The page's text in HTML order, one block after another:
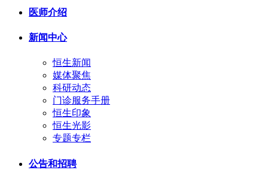
医师介绍
新闻中心
恒生新闻
媒体聚焦
科研动态
门诊服务手册
恒生印象
恒生光影
专题专栏
公告和招聘